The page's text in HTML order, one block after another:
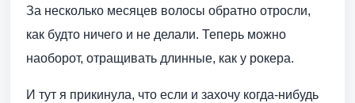
За несколько месяцев волосы обратно отросли,
как будто ничего и не делали. Теперь можно
наоборот, отращивать длинные, как у рокера.
И тут я прикинула, что если и захочу когда-нибудь